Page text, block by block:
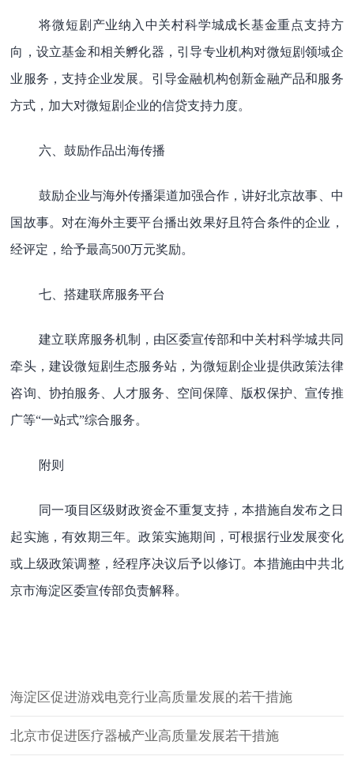
将微短剧产业纳入中关村科学城成长基金重点支持方
向，设立基金和相关孵化器，引导专业机构对微短剧领域企
业服务，支持企业发展。引导金融机构创新金融产品和服务
方式，加大对微短剧企业的信贷支持力度。
六、鼓励作品出海传播
鼓励企业与海外传播渠道加强合作，讲好北京故事、中
国故事。对在海外主要平台播出效果好且符合条件的企业，
经评定，给予最高500万元奖励。
七、搭建联席服务平台
建立联席服务机制，由区委宣传部和中关村科学城共同
牵头，建设微短剧生态服务站，为微短剧企业提供政策法律
咨询、协拍服务、人才服务、空间保障、版权保护、宣传推
广等“一站式”综合服务。
附则
同一项目区级财政资金不重复支持，本措施自发布之日
起实施，有效期三年。政策实施期间，可根据行业发展变化
或上级政策调整，经程序决议后予以修订。本措施由中共北
京市海淀区委宣传部负责解释。
海淀区促进游戏电竞行业高质量发展的若干措施
北京市促进医疗器械产业高质量发展若干措施